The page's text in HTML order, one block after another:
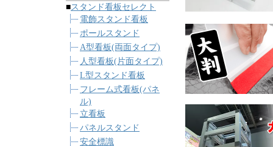
■スタンド看板セレクト
電飾スタンド看板
ポールスタンド
A型看板(両面タイプ)
人型看板(片面タイプ)
L型スタンド看板
フレーム式看板(パネ
ル)
立看板
パネルスタンド
安全標識